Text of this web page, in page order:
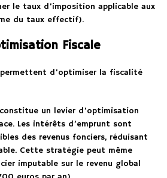
le taux d’imposition applicable aux
du taux effectif).
Fiscale
permettent d’optimiser la fiscalité
constitue un levier d’optimisation
Les intérêts d’emprunt sont
des revenus fonciers, réduisant
Cette stratégie peut même
imputable sur le revenu global